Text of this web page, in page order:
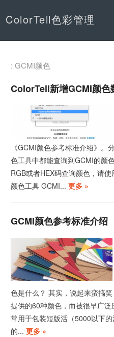
ColorTell色彩管理
: GCMI颜色
ColorTell新增GCMI颜色
《GCMI颜色参考标准介绍》。
色工具中都能查询到GCMI的颜
RGB或者HEX码查询颜色，请
颜色工具 GCMI...更多 »
GCMI颜色参考标准介绍
色是什么？ 其实，说起来蛮搞
提供的60种颜色，而被很早广泛
常用于包装短版活（5000以下
的...更多 »